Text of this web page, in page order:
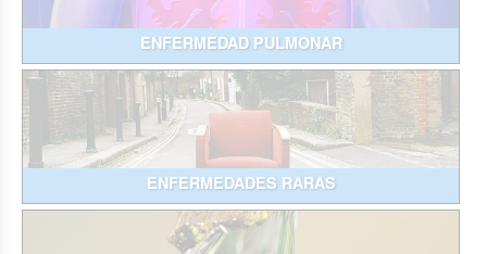
ENFERMEDAD PULMONAR
ENFERMEDADES RARAS